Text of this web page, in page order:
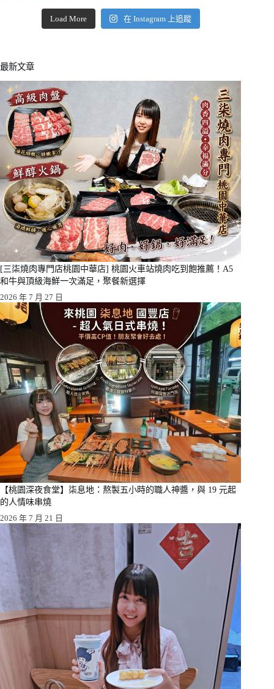
Load More 在 Instagram 上追蹤
最新文章
[三柒燒肉專門店桃園中華店] 桃園火車站燒肉吃到飽推薦！A5
和牛與頂級海鮮一次滿足，聚餐新選擇
2026 年 7 月 27 日
【桃園深夜食堂】柒息地：熬製五小時的職人神醬，與 19 元起
的人情味串燒
2026 年 7 月 21 日